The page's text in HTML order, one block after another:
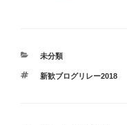
カ
ゴ
未分類
タ
新歓ブログリレー2018